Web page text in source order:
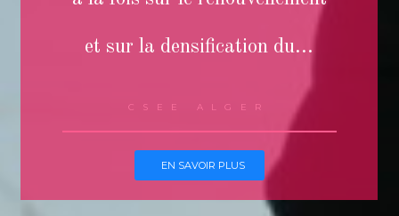
et sur la densification du...
CSEE ALGER
EN SAVOIR PLUS